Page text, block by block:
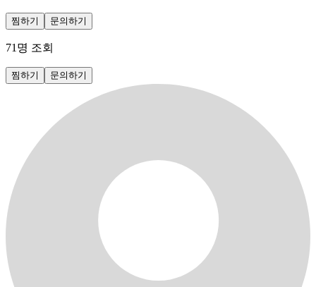
찜하기 문의하기
71 명 조회
찜하기 문의하기